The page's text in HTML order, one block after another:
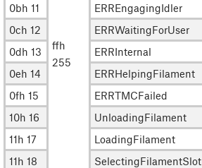
ffh
255
0bh 11
ERREngagingIdler
0ch 12
ERRWaitingForUser
0dh 13
ERRInternal
0eh 14
ERRHelpingFilament
0fh 15
ERRTMCFailed
10h 16
UnloadingFilament
11h 17
LoadingFilament
11h 18
SelectingFilamentSlot